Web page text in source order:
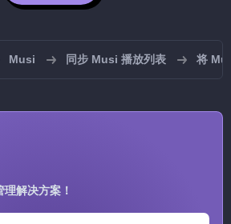
Musi 同步 Musi 播放列表 将
解决方案！